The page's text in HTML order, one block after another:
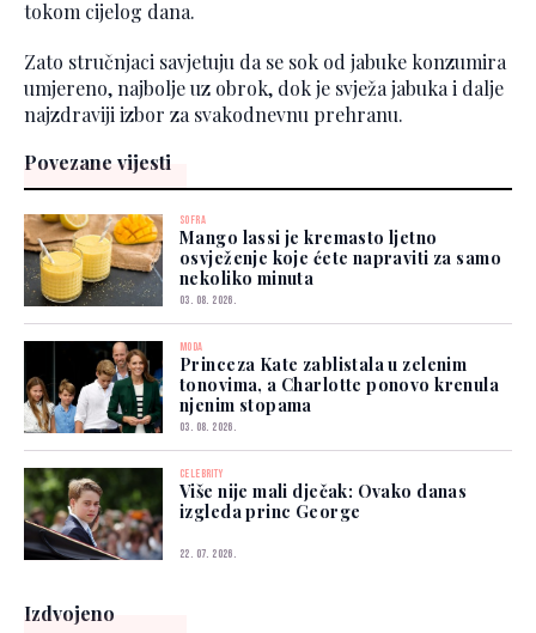
tokom cijelog dana.
Zato stručnjaci savjetuju da se sok od jabuke konzumira
umjereno, najbolje uz obrok, dok je svježa jabuka i dalje
najzdraviji izbor za svakodnevnu prehranu.
Povezane vijesti
SOFRA
Mango lassi je kremasto ljetno
osvježenje koje ćete napraviti za samo
nekoliko minuta
03. 08. 2026.
MODA
Princeza Kate zablistala u zelenim
tonovima, a Charlotte ponovo krenula
njenim stopama
03. 08. 2026.
CELEBRITY
Više nije mali dječak: Ovako danas
izgleda princ George
22. 07. 2026.
Izdvojeno